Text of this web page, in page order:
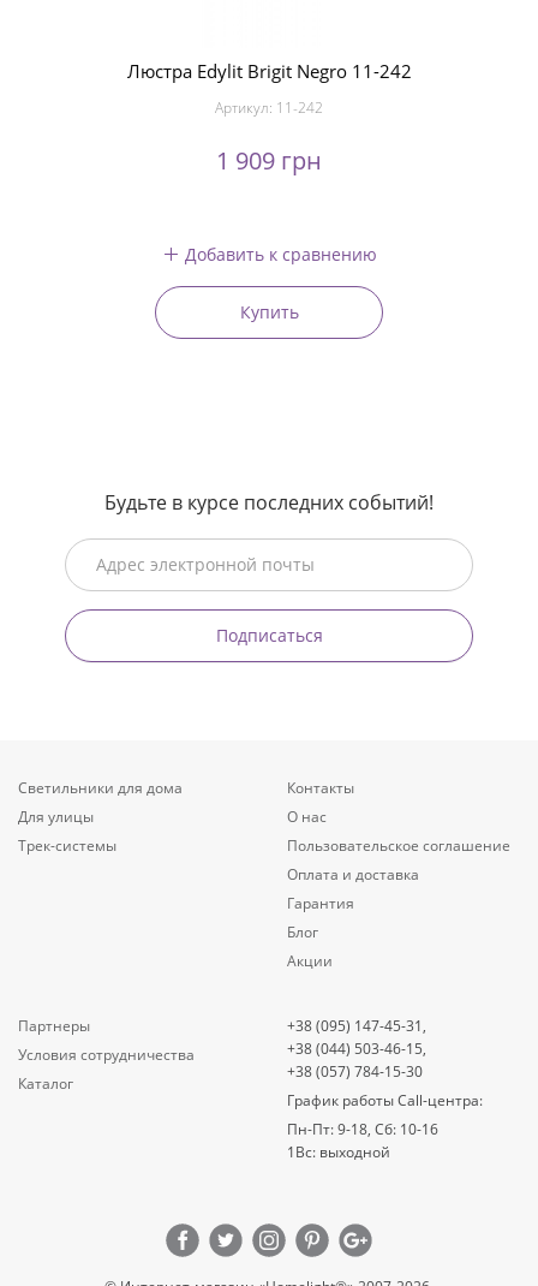
Люстра Edylit Brigit Negro 11-242
Артикул: 11-242
1 909 грн
Добавить к сравнению
Купить
Будьте в курсе последних событий!
Подписаться
Светильники для дома
Для улицы
Трек-системы
Контакты
О нас
Пользовательское соглашение
Оплата и доставка
Гарантия
Блог
Акции
Партнеры
Условия сотрудничества
Каталог
+38 (095) 147-45-31,
+38 (044) 503-46-15,
+38 (057) 784-15-30
График работы Call-центра:
Пн-Пт: 9-18, Сб: 10-16
1Вс: выходной